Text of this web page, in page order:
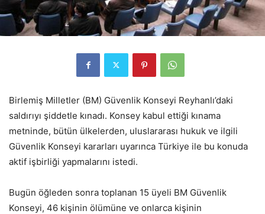
Birlemiş Milletler (BM) Güvenlik Konseyi Reyhanlı’daki
saldırıyı şiddetle kınadı. Konsey kabul ettiği kınama
metninde, bütün ülkelerden, uluslararası hukuk ve ilgili
Güvenlik Konseyi kararları uyarınca Türkiye ile bu konuda
aktif işbirliği yapmalarını istedi.
Bugün öğleden sonra toplanan 15 üyeli BM Güvenlik
Konseyi, 46 kişinin ölümüne ve onlarca kişinin